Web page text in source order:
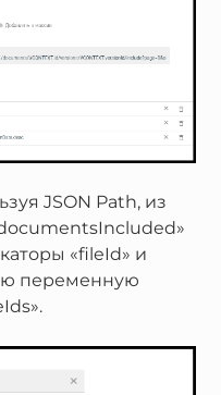
JSON Path, из
«fileId» и
переменную